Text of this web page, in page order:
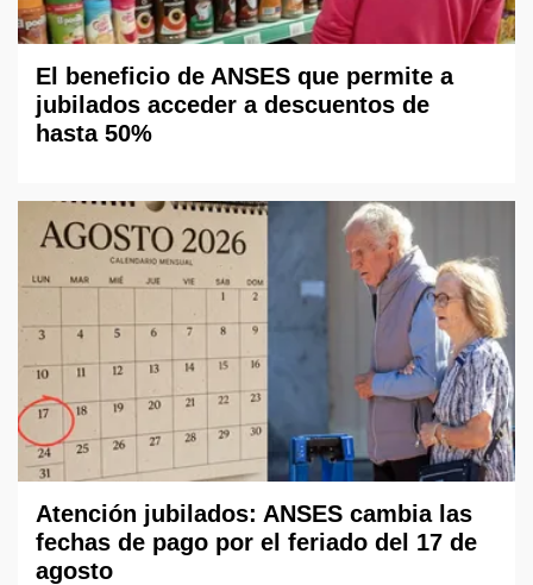
El beneficio de ANSES que permite a
jubilados acceder a descuentos de
hasta 50%
Atención jubilados: ANSES cambia las
fechas de pago por el feriado del 17 de
agosto